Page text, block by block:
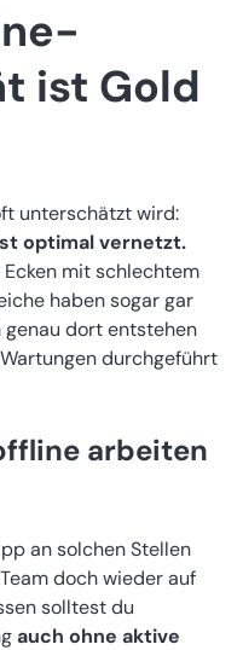
ist Gold
unterschätzt wird:
optimal vernetzt.
mit schlechtem
haben sogar gar
genau dort entstehen
durchgeführt
arbeiten
an solchen Stellen
doch wieder auf
solltest du
auch ohne aktive